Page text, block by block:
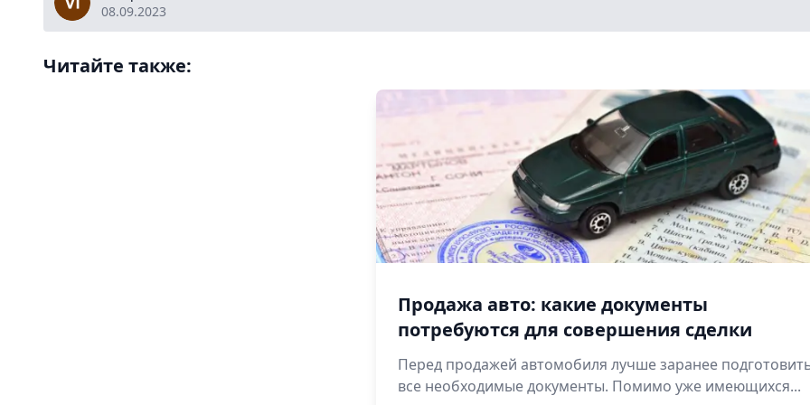
08.09.2023
Читайте также:
Продажа авто: какие документы
потребуются для совершения сделки
Перед продажей автомобиля лучше заранее
все необходимые документы. Помимо уже имеющихся...